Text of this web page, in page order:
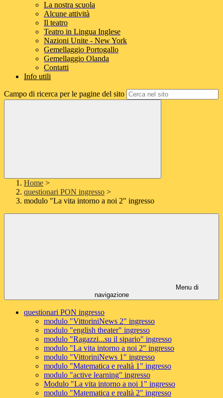
La nostra scuola
Alcune attività
Il teatro
Teatro in Lingua Inglese
Nazioni Unite - New York
Gemellaggio Portogallo
Gemellaggio Olanda
Contatti
Info utili
Campo di ricerca per le pagine del sito
Home >
questionari PON ingresso >
modulo "La vita intorno a noi 2" ingresso
Menu di
navigazione
questionari PON ingresso
modulo "VittoriniNews 2" ingresso
modulo "english theater" ingresso
modulo "Ragazzi...su il sipario" ingresso
modulo "La vita intorno a noi 2" ingresso
modulo "VittoriniNews 1" ingresso
modulo "Matematica e realtà 1" ingresso
modulo "active learning" ingresso
Modulo "La vita intorno a noi 1" ingresso
modulo "Matematica e realtà 2" ingresso